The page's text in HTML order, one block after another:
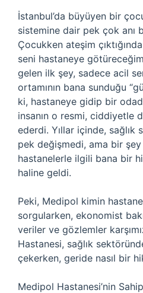
İstanbul’da büyüyen bir
sistemine dair pek çok anı
Çocukken ateşim
seni hastaneye
gelen ilk şey, sadece acil
ortamının bana sunduğu
ki, hastaneye gidip bir
insanın o resmi, ciddiyetle
ederdi. Yıllar içinde, sağlık
pek değişmedi, ama bir
hastanelerle ilgili bana bir
haline geldi.
Peki, Medipol kimin
sorgularken, ekonomist
veriler ve gözlemler
Hastanesi, sağlık
çekerken, geride nasıl bir
Medipol Hastanesi’nin